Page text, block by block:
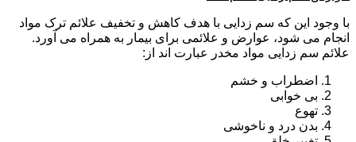
با وجود این که سم زدایی با هدف کاهش و تخفیف علائم ترک مواد
انجام می شود، عوارض و علائمی برای بیمار به همراه می آورد.
علائم سم زدایی مواد مخدر عبارت اند از:
اضطراب و خشم
بی خوابی
تهوع
بدن درد و ناخوشی